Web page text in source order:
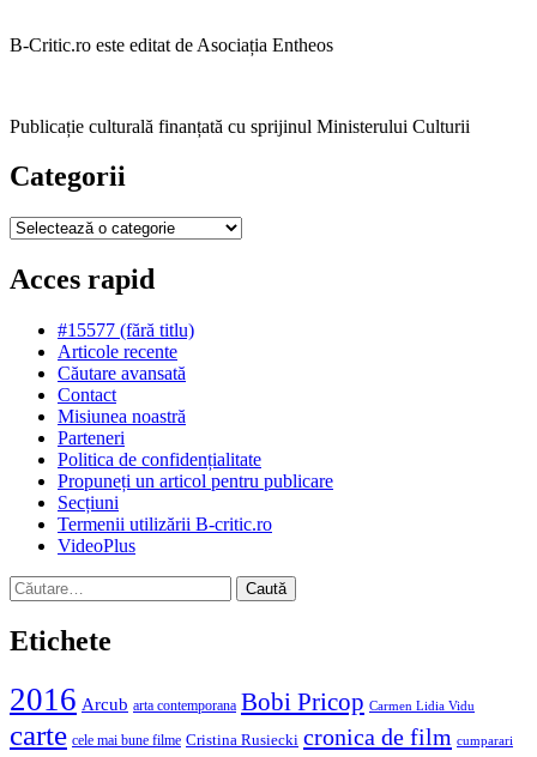
B-Critic.ro este editat de Asociația Entheos
Publicație culturală finanțată cu sprijinul Ministerului Culturii
Categorii
Categorii
Acces rapid
#15577 (fără titlu)
Articole recente
Căutare avansată
Contact
Misiunea noastră
Parteneri
Politica de confidențialitate
Propuneți un articol pentru publicare
Secțiuni
Termenii utilizării B-critic.ro
VideoPlus
Caută
după:
Etichete
2016 Arcub arta contemporana Bobi Pricop Carmen Lidia Vidu
carte cele mai bune filme Cristina Rusiecki cronica de film cumparari